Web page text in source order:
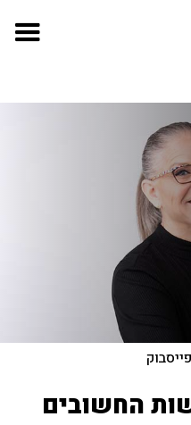
פייסבוק
החשובים